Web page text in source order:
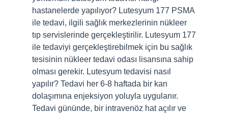
hastanelerde yapılıyor? Lutesyum 177 PSMA
ile tedavi, ilgili sağlık merkezlerinin nükleer
tıp servislerinde gerçekleştirilir. Lutesyum 177
ile tedaviyi gerçekleştirebilmek için bu sağlık
tesisinin nükleer tedavi odası lisansına sahip
olması gerekir. Lutesyum tedavisi nasıl
yapılır? Tedavi her 6-8 haftada bir kan
dolaşımına enjeksiyon yoluyla uygulanır.
Tedavi gününde, bir intravenöz hat açılır ve